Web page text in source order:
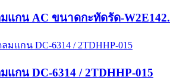
แกน AC ขนาดกะทัดรัด-
แกน DC-6314 / 2TDHHP-015